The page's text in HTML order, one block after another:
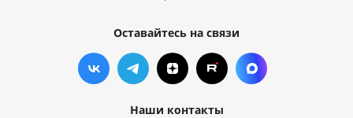
Оставайтесь на связи
Наши контакты